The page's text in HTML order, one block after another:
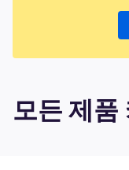
모든 제품